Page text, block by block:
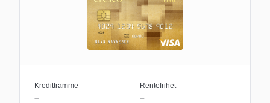
Kredittramme
–
Rentefrihet
–